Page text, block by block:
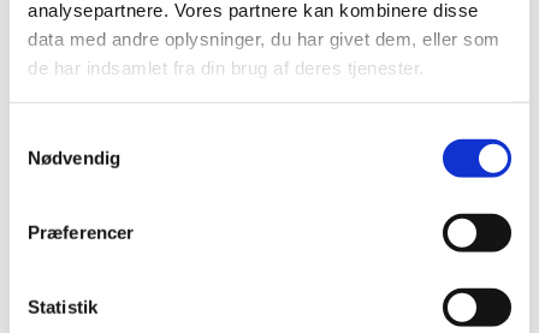
analysepartnere. Vores partnere kan kombinere disse
data med andre oplysninger, du har givet dem, eller som
de har indsamlet fra din brug af deres tjenester.
Nødvendig
Præferencer
Statistik